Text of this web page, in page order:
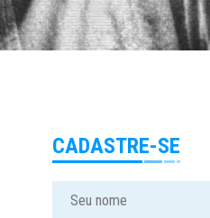
CADASTRE-SE